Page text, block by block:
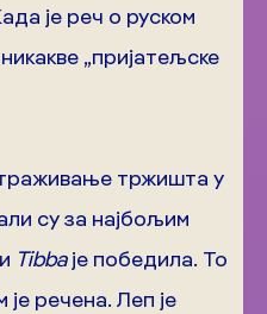
је реч о руском
„пријатељске
тржишта у
су за најбољим
Tibbaје победила. То
је речена. Леп је